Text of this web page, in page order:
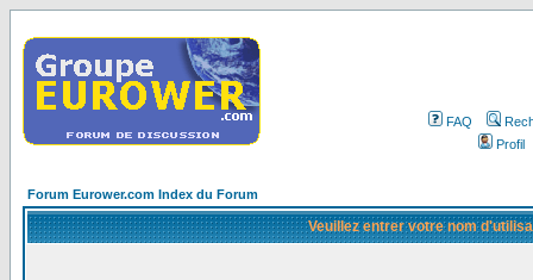
FAQ
Profil
Forum Eurower.com Index du Forum
Veuillez entrer votre nom